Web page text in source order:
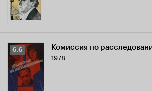
Рейтинг
Кинопоиска
6.6
6.6 Комиссия по
1978